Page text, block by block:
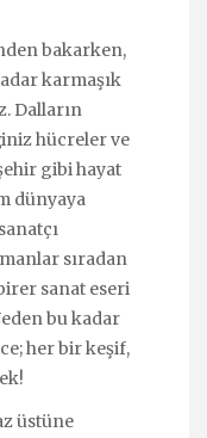
bakarken,
karmaşık
Dalların
hücreler ve
gibi hayat
dünyaya
sıradan
sanat eseri
bu kadar
her bir keşif,
üstüne